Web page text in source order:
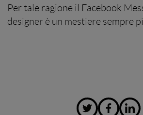
Per tale ragione il Facebook
designer è un mestiere sempre